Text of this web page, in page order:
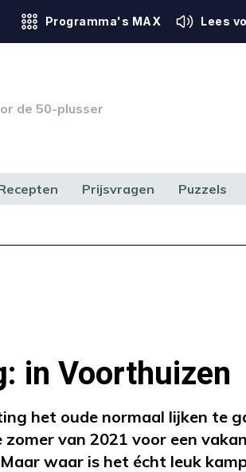
Programma's MAX Lees
de 50-plusser
Prijsvragen Puzzels
in Voorthuizen
het oude normaal lijken te
van 2021 voor een
waar is het écht leuk